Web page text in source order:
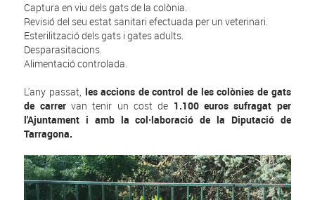
Captura en viu dels gats de la colònia.
Revisió del seu estat sanitari efectuada per un veterinari.
Esterilització dels gats i gates adults.
Desparasitacions.
Alimentació controlada.
L'any passat, les accions de control de les colònies de gats
de carrervan tenir un cost de 1.100 euros sufragat per
l'Ajuntament i amb la col·laboració de la Diputació de
Tarragona.